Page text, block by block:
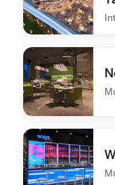
undefined Echo
undefined Nook